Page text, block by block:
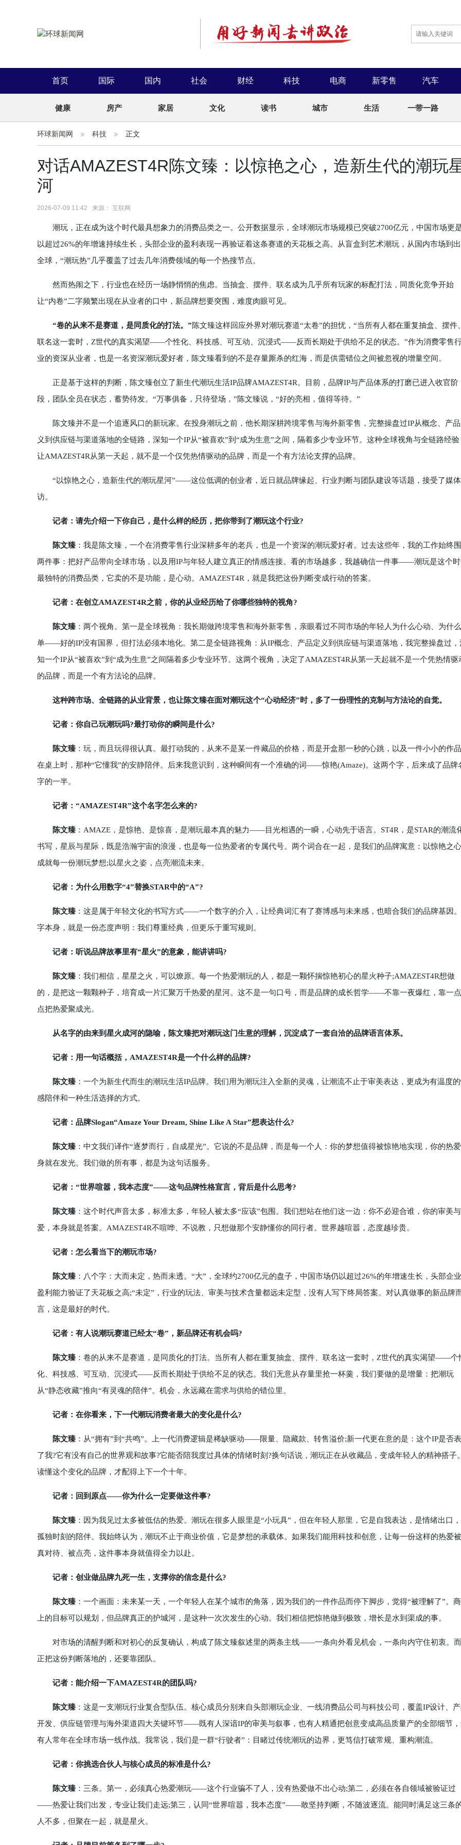
首页 国际 国内 社会 财经 科技 电商 新零售 汽车
健康 房产 家居 文化 读书 城市 生活 一带一路
环球新闻网 科技 正文
对话AMAZEST4R陈文臻：以惊艳之心，造新生代的潮玩
河
2026-07-09 11:42 来源： 互联网
潮玩，正在成为这个时代最具想象力的消费品类之一。公开数据显示，全球潮玩市场规模已突破2700亿元，中国市场更
以超过26%的年增速持续生长，头部企业的盈利表现一再验证着这条赛道的天花板之高。从盲盒到艺术潮玩，从国内市场到
全球，“潮玩热”几乎覆盖了过去几年消费领域的每一个热搜节点。
然而热闹之下，行业也在经历一场静悄悄的焦虑。当抽盒、摆件、联名成为几乎所有玩家的标配打法，同质化竞争开始
让“内卷”二字频繁出现在从业者的口中，新品牌想要突围，难度肉眼可见。
“卷的从来不是赛道，是同质化的打法。”陈文臻这样回应外界对潮玩赛道“太卷”的担忧，“当所有人都在重复抽盒、摆件、
联名这一套时，Z世代的真实渴望——个性化、科技感、可互动、沉浸式——反而长期处于供给不足的状态。”作为消费零售
业的资深从业者，也是一名资深潮玩爱好者，陈文臻看到的不是存量厮杀的红海，而是供需错位之间被忽视的增量空间。
正是基于这样的判断，陈文臻创立了新生代潮玩生活IP品牌AMAZEST4R。目前，品牌IP与产品体系的打磨已进入收官阶
段，团队全员在状态，蓄势待发。“万事俱备，只待登场，”陈文臻说，“好的亮相，值得等待。”
陈文臻并不是一个追逐风口的新玩家。在投身潮玩之前，他长期深耕跨境零售与海外新零售，完整操盘过IP从概念、产
义到供应链与渠道落地的全链路，深知一个IP从“被喜欢”到“成为生意”之间，隔着多少专业环节。这种全球视角与全链路经验
让AMAZEST4R从第一天起，就不是一个仅凭热情驱动的品牌，而是一个有方法论支撑的品牌。
“以惊艳之心，造新生代的潮玩星河”——这位低调的创业者，近日就品牌缘起、行业判断与团队建设等话题，接受了媒
访。
记者：请先介绍一下你自己，是什么样的经历，把你带到了潮玩这个行业?
陈文臻 ：我是陈文臻，一个在消费零售行业深耕多年的老兵，也是一个资深的潮玩爱好者。过去这些年，我的工作始终
两件事：把好产品带向全球市场，以及用IP与年轻人建立真正的情感连接。看的市场越多，我越确信一件事——潮玩是这个
最独特的消费品类，它卖的不是功能，是心动。AMAZEST4R，就是我把这份判断变成行动的答案。
记者：在创立AMAZEST4R之前，你的从业经历给了你哪些独特的视角?
陈文臻 ：两个视角。第一是全球视角：我长期做跨境零售和海外新零售，亲眼看过不同市场的年轻人为什么心动、为什
单——好的IP没有国界，但打法必须本地化。第二是全链路视角：从IP概念、产品定义到供应链与渠道落地，我完整操盘过，
知一个IP从“被喜欢”到“成为生意”之间隔着多少专业环节。这两个视角，决定了AMAZEST4R从第一天起就不是一个凭热情驱
的品牌，而是一个有方法论的品牌。
这种跨市场、全链路的从业背景，也让陈文臻在面对潮玩这个“心动经济”时，多了一份理性的克制与方法论的自觉。
记者：你自己玩潮玩吗?最打动你的瞬间是什么?
陈文臻 ：玩，而且玩得很认真。最打动我的，从来不是某一件藏品的价格，而是开盒那一秒的心跳，以及一件小小的作
在桌上时，那种“它懂我”的安静陪伴。后来我意识到，这种瞬间有一个准确的词——惊艳(Amaze)。这两个字，后来成了品牌
字的一半。
记者：“AMAZEST4R”这个名字怎么来的?
陈文臻 ：AMAZE，是惊艳、是惊喜，是潮玩最本真的魅力——目光相遇的一瞬，心动先于语言。ST4R，是STAR的潮流
书写，星辰与星际，既是浩瀚宇宙的浪漫，也是每一位热爱者的专属代号。两个词合在一起，是我们的品牌寓意：以惊艳之心
成就每一份潮玩梦想;以星火之姿，点亮潮流未来。
记者：为什么用数字“4”替换STAR中的“A”?
陈文臻 ：这是属于年轻文化的书写方式——一个数字的介入，让经典词汇有了赛博感与未来感，也暗合我们的品牌基因
字本身，就是一份态度声明：我们尊重经典，但更乐于重写规则。
记者：听说品牌故事里有“星火”的意象，能讲讲吗?
陈文臻 ：我们相信，星星之火，可以燎原。每一个热爱潮玩的人，都是一颗怀揣惊艳初心的星火种子;AMAZEST4R想做
的，是把这一颗颗种子，培育成一片汇聚万千热爱的星河。这不是一句口号，而是品牌的成长哲学——不靠一夜爆红，靠一
点把热爱聚成光。
从名字的由来到星火成河的隐喻，陈文臻把对潮玩这门生意的理解，沉淀成了一套自洽的品牌语言体系。
记者：用一句话概括，AMAZEST4R是一个什么样的品牌?
陈文臻 ：一个为新生代而生的潮玩生活IP品牌。我们用为潮玩注入全新的灵魂，让潮流不止于审美表达，更成为有温度
感陪伴和一种生活选择的方式。
记者：品牌Slogan“Amaze Your Dream, Shine Like A Star”想表达什么?
陈文臻 ：中文我们译作“逐梦而行，自成星光”。它说的不是品牌，而是每一个人：你的梦想值得被惊艳地实现，你的热
身就在发光。我们做的所有事，都是为这句话服务。
记者：“世界喧嚣，我本态度”——这句品牌性格宣言，背后是什么思考?
陈文臻 ：这个时代声音太多，标准太多，年轻人被太多“应该”包围。我们想站在他们这一边：你不必迎合谁，你的审美
爱，本身就是答案。AMAZEST4R不喧哗、不说教，只想做那个安静懂你的同行者。世界越喧嚣，态度越珍贵。
记者：怎么看当下的潮玩市场?
陈文臻 ：八个字：大而未定，热而未透。“大”，全球约2700亿元的盘子，中国市场仍以超过26%的年增速生长，头部企
盈利能力验证了天花板之高;“未定”，行业的玩法、审美与技术含量都远未定型，没有人写下终局答案。对认真做事的新品牌
言，这是最好的时代。
记者：有人说潮玩赛道已经太“卷”，新品牌还有机会吗?
陈文臻 ：卷的从来不是赛道，是同质化的打法。当所有人都在重复抽盒、摆件、联名这一套时，Z世代的真实渴望——个
化、科技感、可互动、沉浸式——反而长期处于供给不足的状态。我们无意从存量里抢一杯羹，我们要做的是增量：把潮玩
从“静态收藏”推向“有灵魂的陪伴”。机会，永远藏在需求与供给的错位里。
记者：在你看来，下一代潮玩消费者最大的变化是什么?
陈文臻 ：从“拥有”到“共鸣”。上一代消费逻辑是稀缺驱动——限量、隐藏款、转售溢价;新一代更在意的是：这个IP是否
了我?它有没有自己的世界观和故事?它能否陪我度过具体的情绪时刻?换句话说，潮玩正在从收藏品，变成年轻人的精神搭子。
读懂这个变化的品牌，才配得上下一个十年。
记者：回到原点——你为什么一定要做这件事?
陈文臻 ：因为我见过太多被低估的热爱。潮玩在很多人眼里是“小玩具”，但在年轻人那里，它是自我表达，是情绪出口
孤独时刻的陪伴。我始终认为，潮玩不止于商业价值，它是梦想的承载体。如果我们能用科技和创意，让每一份这样的热爱
真对待、被点亮，这件事本身就值得全力以赴。
记者：创业做品牌九死一生，支撑你的信念是什么?
陈文臻 ：一个画面：未来某一天，一个年轻人在某个城市的角落，因为我们的一件作品而停下脚步，觉得“被理解了”。
上的目标可以规划，但品牌真正的护城河，是这种一次次发生的心动。我们相信把惊艳做到极致，增长是水到渠成的事。
对市场的清醒判断和对初心的反复确认，构成了陈文臻叙述里的两条主线——一条向外看见机会，一条向内守住初衷。
正把这份判断落地的，还要靠团队。
记者：能介绍一下AMAZEST4R的团队吗?
陈文臻 ：这是一支潮玩行业复合型队伍。核心成员分别来自头部潮玩企业、一线消费品公司与科技公司，覆盖IP设计、
开发、供应链管理与海外渠道四大关键环节——既有人深谙IP的审美与叙事，也有人精通把创意变成高品质量产的全部细节
有人常年在全球市场一线作战。我常说，我们是一群“行驶者”：目睹过传统潮玩的边界，更笃信打破常规、重构潮流。
记者：你挑选合伙人与核心成员的标准是什么?
陈文臻 ：三条。第一，必须真心热爱潮玩——这个行业骗不了人，没有热爱做不出心动;第二，必须在各自领域被验证过
——热爱让我们出发，专业让我们走远;第三，认同“世界喧嚣，我本态度”——敢坚持判断，不随波逐流。能同时满足这三条
人不多，但聚在一起，就是星火。